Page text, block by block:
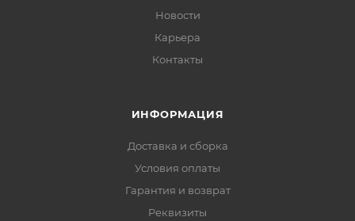
Новости
Карьера
Контакты
ИНФОРМАЦИЯ
Доставка и сборка
Условия оплаты
Гарантия и возврат
Реквизиты